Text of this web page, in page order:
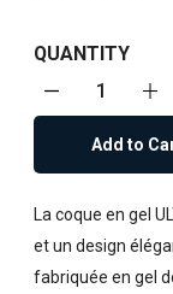
QUANTITY
Add to
La coque en gel
et un design
fabriquée en gel